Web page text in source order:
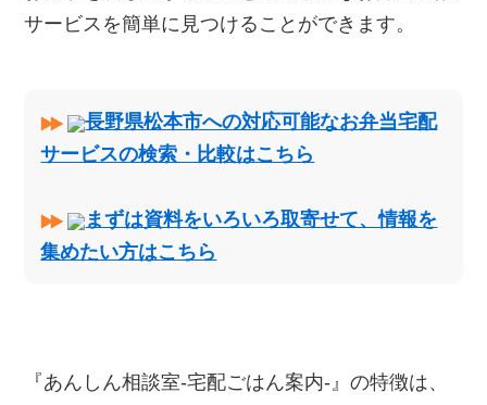
サービスを簡単に見つけることができます。
長野県松本市への対応可能なお弁当宅配
サービスの検索・比較はこちら
まずは資料をいろいろ取寄せて、情報を
集めたい方はこちら
『あんしん相談室‐宅配ごはん案内‐』の特徴は、